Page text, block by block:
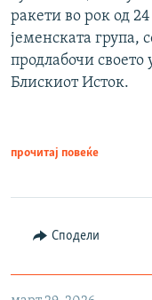
ракети во рок од
јеменската група,
продлабочи своето
Блискиот Исток.
прочитај повеќе
Сподели